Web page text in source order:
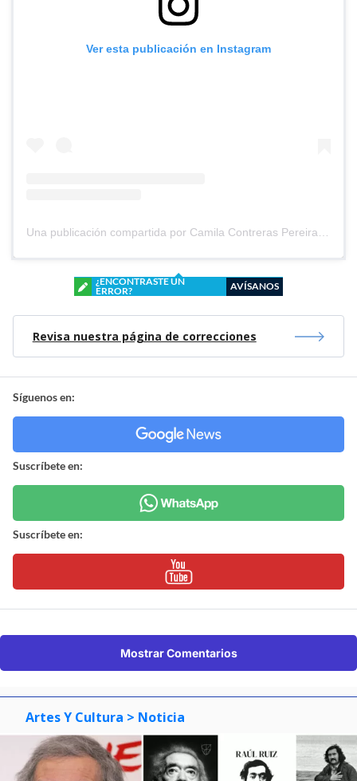
Ver esta publicación en Instagram
¿ENCONTRASTE UN
ERROR?
AVÍSANOS
Revisa nuestra página de correcciones
Síguenos en:
Suscríbete en:
Suscríbete en:
Mostrar Comentarios
Artes Y Cultura > Noticia